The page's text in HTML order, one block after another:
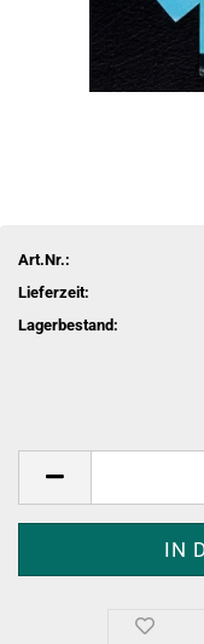
Art.Nr.:
Lieferzeit:
Lagerbestand: